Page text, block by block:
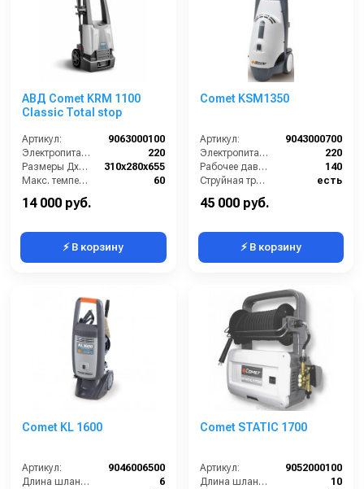
АВД Comet KRM 1100
Classic Total stop
Артикул:
9063000100
Электропитание (В):
220
Размеры ДхШхВ (мм):
310x280x655
Макс. температура воды на входе (°C):
60
Производительность (л/мин):
14 000 руб.
⚡ В корзину
Comet KSM1350
Артикул:
9043000700
Электропитание (В):
220
Рабочее давление (бар):
140
Струйная трубка (копьё):
есть
Длина шланга ВД (м):
45 000 руб.
⚡ В корзину
Comet KL 1600
Артикул:
9046006500
Длина шланга ВД (м):
6
Comet STATIC 1700
Артикул:
9052000100
Длина шланга ВД (м):
10